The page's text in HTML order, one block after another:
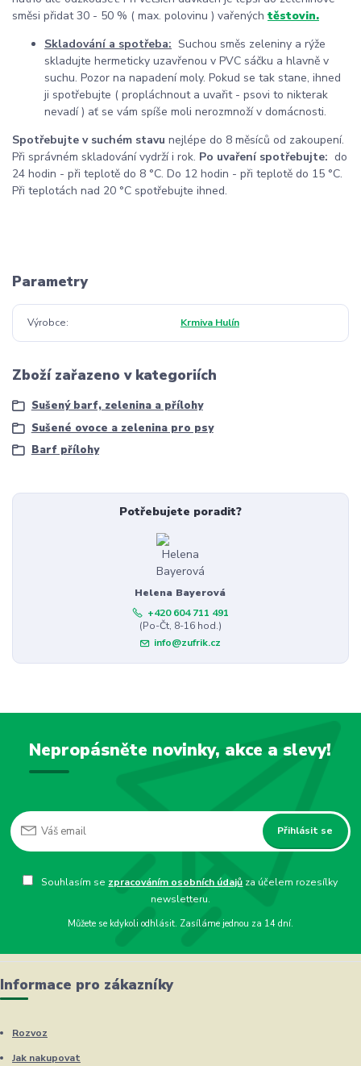
směsi přidat 30 - 50 % ( max. polovinu ) vařených těstovin.
Skladování a spotřeba: Suchou směs zeleniny a rýže
skladujte hermeticky uzavřenou v PVC sáčku a hlavně v
suchu. Pozor na napadení moly. Pokud se tak stane, ihned
ji spotřebujte ( propláchnout a uvařit - psovi to nikterak
nevadí ) ať se vám spíše moli nerozmnoží v domácnosti.
Spotřebujte v suchém stavu nejlépe do 8 měsíců od zakoupení.
Při správném skladování vydrží i rok. Po uvaření spotřebujte: do
24 hodin - při teplotě do 8 °C. Do 12 hodin - při teplotě do 15 °C.
Při teplotách nad 20 °C spotřebujte ihned.
Parametry
Výrobce Krmiva Hulín
Zboží zařazeno v kategoriích
Sušený barf, zelenina a přílohy
Sušené ovoce a zelenina pro psy
Barf přílohy
Potřebujete poradit?
Helena Bayerová
+420 604 711 491
(Po-Čt, 8-16 hod.)
info@zufrik.cz
Nepropásněte novinky, akce a slevy!
Přihlásit se
Souhlasím se zpracováním osobních údajů za účelem rozesílky
newsletteru.
Můžete se kdykoli odhlásit. Zasíláme jednou za 14 dní.
Informace pro zákazníky
Rozvoz
Jak nakupovat